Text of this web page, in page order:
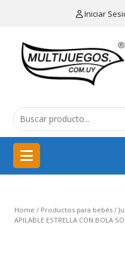
Iniciar
MENÚ
de
cocina
China
importación
Educativos
Home / Productos para bebés /
APILABLE ESTRELLA CON BOLA